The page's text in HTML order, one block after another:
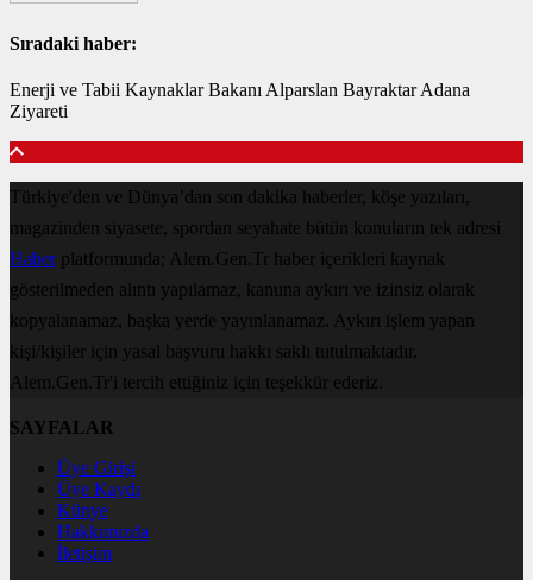
Sıradaki haber:
Enerji ve Tabii Kaynaklar Bakanı Alparslan Bayraktar Adana
Ziyareti
Türkiye'den ve Dünya’dan son dakika haberler, köşe yazıları,
magazinden siyasete, spordan seyahate bütün konuların tek adresi
Haberplatformunda; Alem.Gen.Tr haber içerikleri kaynak
gösterilmeden alıntı yapılamaz, kanuna aykırı ve izinsiz olarak
kopyalanamaz, başka yerde yayınlanamaz. Aykırı işlem yapan
kişi/kişiler için yasal başvuru hakkı saklı tutulmaktadır.
Alem.Gen.Tr'i tercih ettiğiniz için teşekkür ederiz.
SAYFALAR
Üye Girişi
Üye Kaydı
Künye
Hakkımızda
İletişim